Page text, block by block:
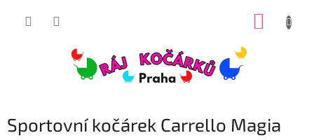
Sportovní kočárek Carrello Magia